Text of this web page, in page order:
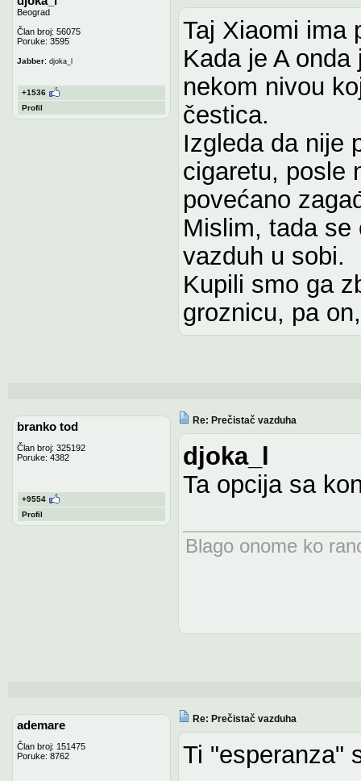
Beograd
Član broj: 56075
Poruke: 3595
Jabber: djoka_l
+1536
Profil
Taj Xiaomi ima
Kada je A
nekom nivou
čestica.
Izgleda da nije
cigaretu, posle
povećano
Mislim, tada se
vazduh u sobi.
Kupili smo ga
groznicu, pa
branko tod
Član broj: 325192
Poruke: 4382
+9554
Profil
Re: Prečistač vazduha
djoka_l
Ta opcija sa
Blago onome ko
ademare
Član broj: 151475
Poruke: 8762
Re: Prečistač vazduha
Ti "esperanza"